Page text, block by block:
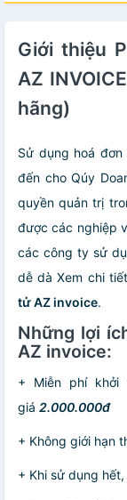
Giới thiệu
AZ
hãng)
Sử dụng hoá
đến cho Qúy
quyền quản trị
được các nghiệp
các công ty sử
dễ dà Xem chi
tử AZ invoice.
Những lợi
AZ invoice:
+ Miễn phí khởi
giá 2.000.000đ
+ Không giới hạn
+ Khi sử dụng